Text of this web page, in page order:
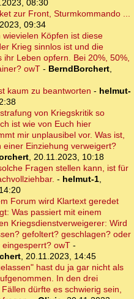
08:30
zur Front, Sturmkommando ...
09:34
wievielen Köpfen ist diese
Krieg sinnlos ist und die
ihr Leben opfern. Bei 20%, 50%,
owT - BerndBorchert,
kaum zu beantworten - helmut-
von Kriegskritik so
ist wie von Euch hier
mir unplausibel vor. Was ist,
einer Einziehung verweigert?
, 20.11.2023, 10:18
Fragen stellen kann, ist für
- helmut-1,
Forum wird Klartext geredet
Was passiert mit einem
Kriegsdienstverweigerer: Wird
gefoltert? geschlagen? oder
eingesperrt? owT -
, 20.11.2023, 14:45
hast du ja gar nicht als
In den drei
dürfte es schwierig sein,